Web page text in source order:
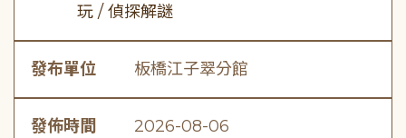
玩 / 偵探解謎
發布單位 板橋江子翠分館
發佈時間 2026-08-06